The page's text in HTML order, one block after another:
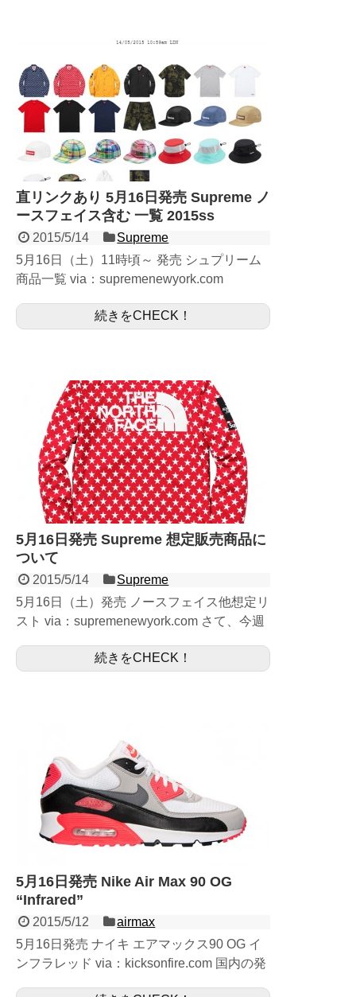
直リンクあり 5月16日発売 Supreme ノ
ースフェイス含む 一覧 2015ss
2015/5/14
Supreme
5月16日（土）11時頃～ 発売 シュプリーム
商品一覧 via：supremenewyork.com
に先駆けて5月9日販売分が リリ...
続きをCHECK！
5月16日発売 Supreme 想定販売商品に
ついて
2015/5/14
Supreme
5月16日（土）発売 ノースフェイス他想定リ
スト via：supremenewyork.com さて、今週
して、 最も注目されているのがTh...
続きをCHECK！
5月16日発売 Nike Air Max 90 OG
“Infrared”
2015/5/12
airmax
5月16日発売 ナイキ エアマックス90 OG イ
ンフラレッド via：kicksonfire.com 国内の発